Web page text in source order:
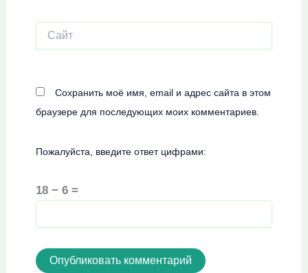
Сохранить моё имя, email и адрес сайта в этом
браузере для последующих моих комментариев.
Пожалуйста, введите ответ цифрами:
18 − 6 =